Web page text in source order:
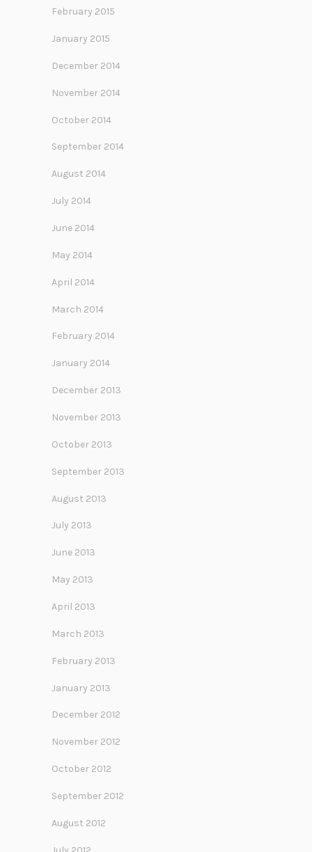
February 2015
January 2015
December 2014
November 2014
October 2014
September 2014
August 2014
July 2014
June 2014
May 2014
April 2014
March 2014
February 2014
January 2014
December 2013
November 2013
October 2013
September 2013
August 2013
July 2013
June 2013
May 2013
April 2013
March 2013
February 2013
January 2013
December 2012
November 2012
October 2012
September 2012
August 2012